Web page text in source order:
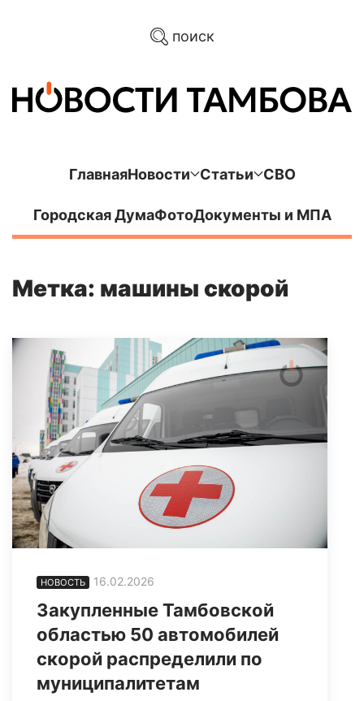
поиск
ГлавнаяНовости Статьи СВО
Городская ДумаФотоДокументы и МПА
Метка: машины скорой
НОВОСТЬ 16.02.2026
Закупленные Тамбовской
областью 50 автомобилей
скорой распределили по
муниципалитетам